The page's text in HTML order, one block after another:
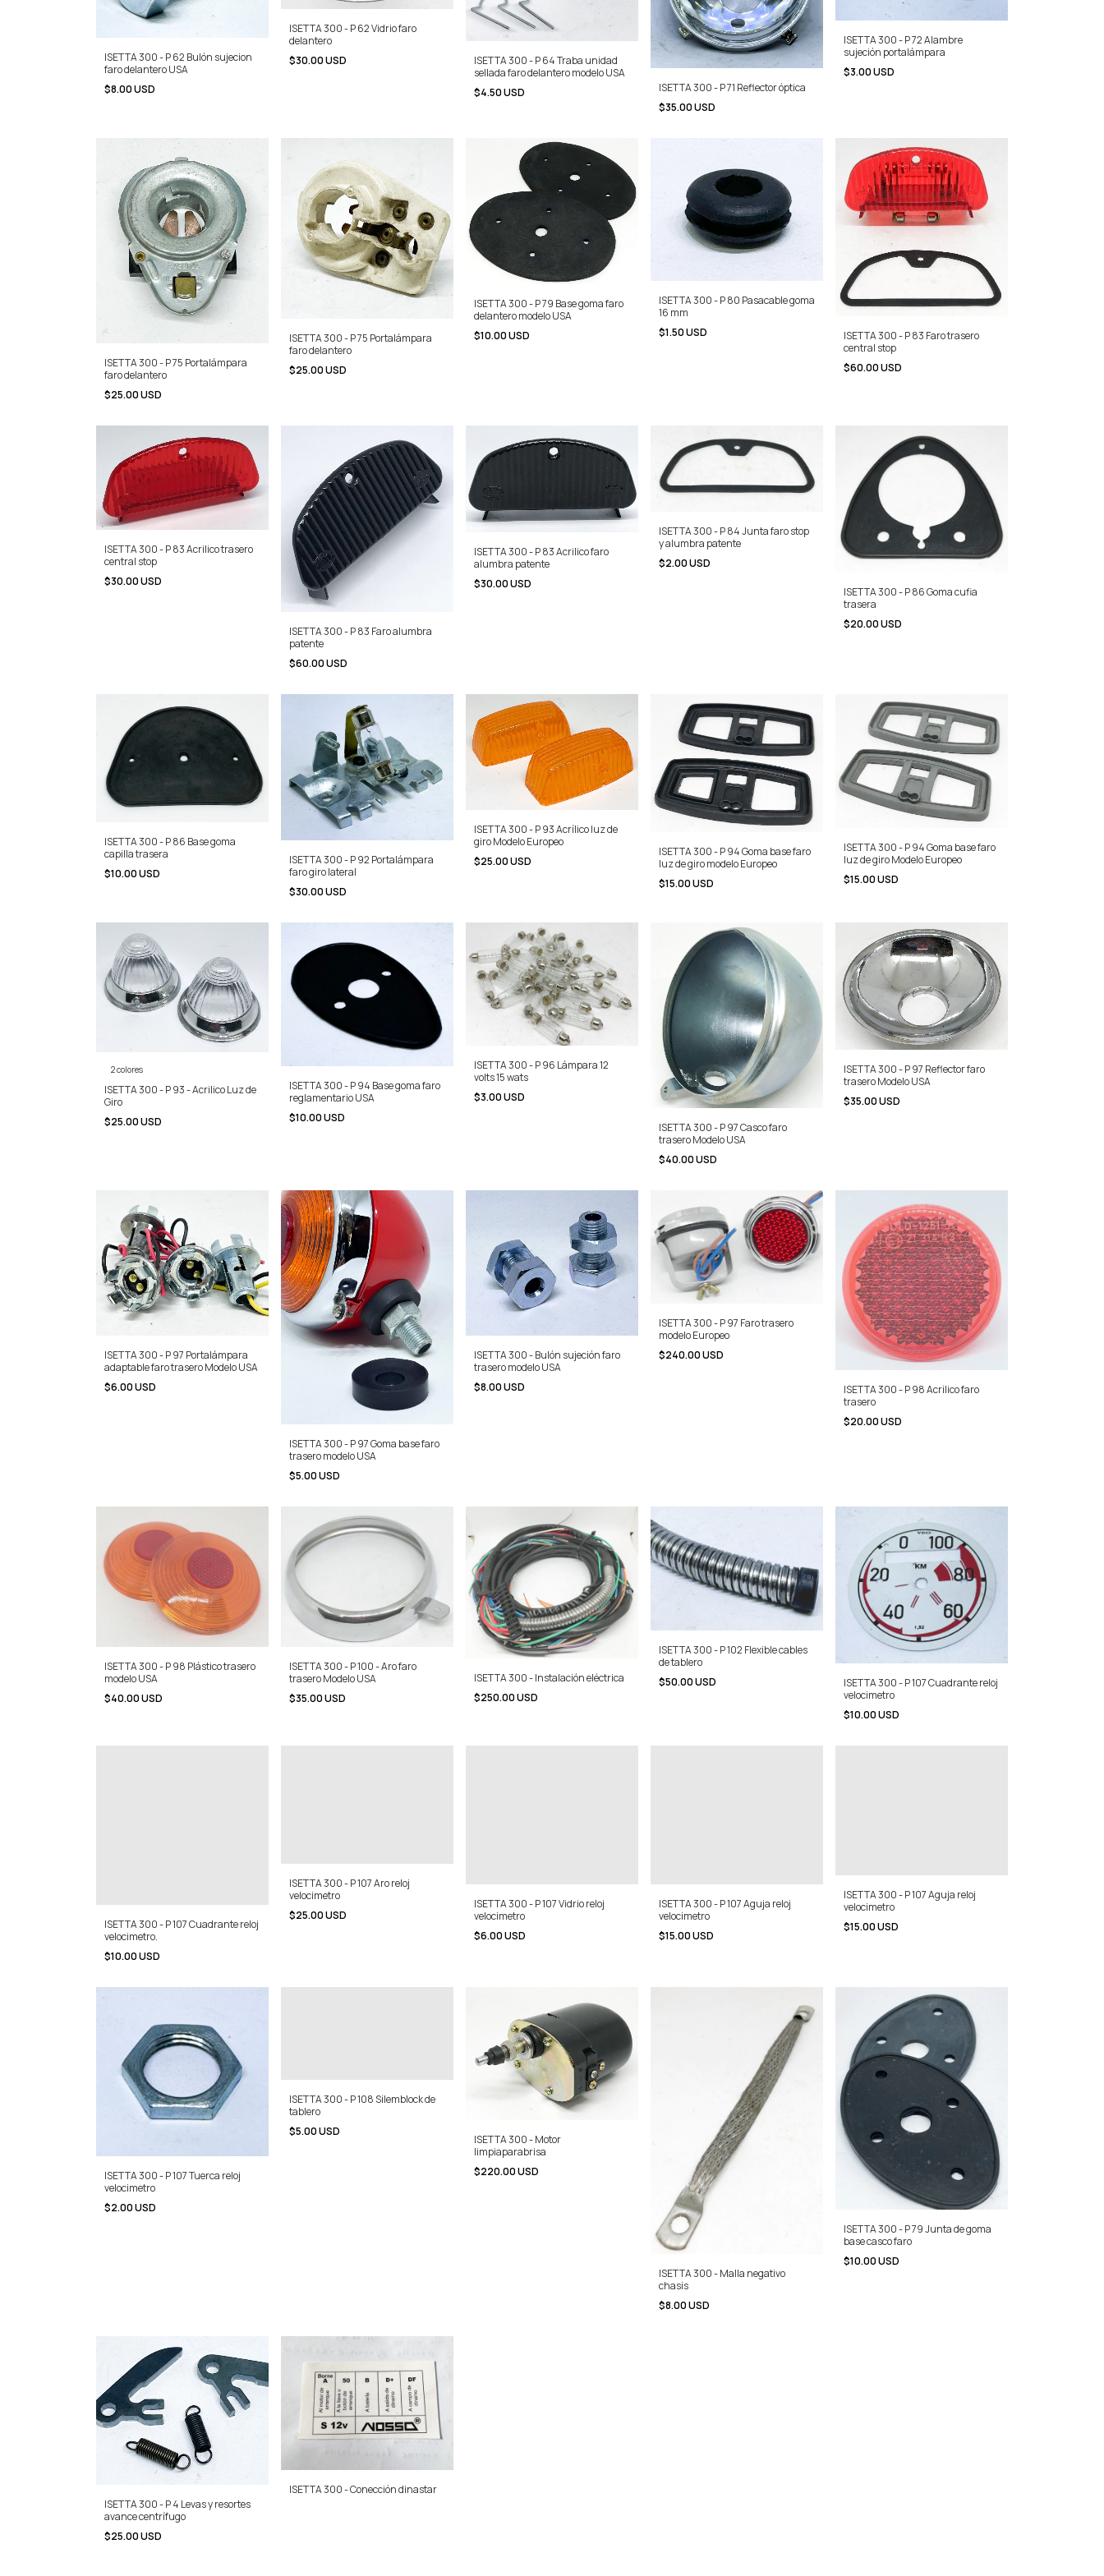
ISETTA 300 - P 62 Bulón sujecion
faro delantero USA
$8.00 USD
ISETTA 300 - P 62 Vidrio faro
delantero
$30.00 USD
ISETTA 300 - P 64 Traba unidad
sellada faro delantero modelo USA
$4.50 USD
ISETTA 300 - P 71 Reflector óptica
$35.00 USD
ISETTA 300 - P 72 Alambre
sujeción portalámpara
$3.00 USD
ISETTA 300 - P 75 Portalámpara
faro delantero
$25.00 USD
ISETTA 300 - P 75 Portalámpara
faro delantero
$25.00 USD
ISETTA 300 - P 79 Base goma faro
delantero modelo USA
$10.00 USD
ISETTA 300 - P 80 Pasacable goma
16 mm
$1.50 USD
ISETTA 300 - P 83 Faro trasero
central stop
$60.00 USD
ISETTA 300 - P 83 Acrilico trasero
central stop
$30.00 USD
ISETTA 300 - P 83 Faro alumbra
patente
$60.00 USD
ISETTA 300 - P 83 Acrilico faro
alumbra patente
$30.00 USD
ISETTA 300 - P 84 Junta faro stop
y alumbra patente
$2.00 USD
ISETTA 300 - P 86 Goma cufia
trasera
$20.00 USD
ISETTA 300 - P 86 Base goma
capilla trasera
$10.00 USD
ISETTA 300 - P 92 Portalámpara
faro giro lateral
$30.00 USD
ISETTA 300 - P 93 Acrílico luz de
giro Modelo Europeo
$25.00 USD
ISETTA 300 - P 94 Goma base faro
luz de giro modelo Europeo
$15.00 USD
ISETTA 300 - P 94 Goma base faro
luz de giro Modelo Europeo
$15.00 USD
2 colores
ISETTA 300 - P 93 - Acrilico Luz de
Giro
$25.00 USD
ISETTA 300 - P 94 Base goma faro
reglamentario USA
$10.00 USD
ISETTA 300 - P 96 Lámpara 12
volts 15 wats
$3.00 USD
ISETTA 300 - P 97 Casco faro
trasero Modelo USA
$40.00 USD
ISETTA 300 - P 97 Reflector faro
trasero Modelo USA
$35.00 USD
ISETTA 300 - P 97 Portalámpara
adaptable faro trasero Modelo USA
$6.00 USD
ISETTA 300 - P 97 Goma base faro
trasero modelo USA
$5.00 USD
ISETTA 300 - Bulón sujeción faro
trasero modelo USA
$8.00 USD
ISETTA 300 - P 97 Faro trasero
modelo Europeo
$240.00 USD
ISETTA 300 - P 98 Acrilico faro
trasero
$20.00 USD
ISETTA 300 - P 98 Plástico trasero
modelo USA
$40.00 USD
ISETTA 300 - P 100 - Aro faro
trasero Modelo USA
$35.00 USD
ISETTA 300 - Instalación eléctrica
$250.00 USD
ISETTA 300 - P 102 Flexible cables
de tablero
$50.00 USD
ISETTA 300 - P 107 Cuadrante reloj
velocimetro
$10.00 USD
ISETTA 300 - P 107 Cuadrante reloj
velocimetro.
$10.00 USD
ISETTA 300 - P 107 Aro reloj
velocimetro
$25.00 USD
ISETTA 300 - P 107 Vidrio reloj
velocimetro
$6.00 USD
ISETTA 300 - P 107 Aguja reloj
velocimetro
$15.00 USD
ISETTA 300 - P 107 Aguja reloj
velocimetro
$15.00 USD
ISETTA 300 - P 107 Tuerca reloj
velocimetro
$2.00 USD
ISETTA 300 - P 108 Silemblock de
tablero
$5.00 USD
ISETTA 300 - Motor
limpiaparabrisa
$220.00 USD
ISETTA 300 - Malla negativo
chasis
$8.00 USD
ISETTA 300 - P 79 Junta de goma
base casco faro
$10.00 USD
ISETTA 300 - P 4 Levas y resortes
avance centrífugo
$25.00 USD
ISETTA 300 - Conección dinastar